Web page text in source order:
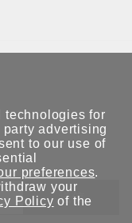
送信
technologies for
advertising
to our use of
preferences.
your
Policy of the